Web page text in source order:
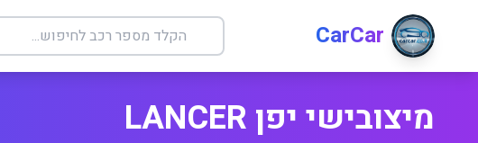
CarCar
מיצובישי יפן LANCER